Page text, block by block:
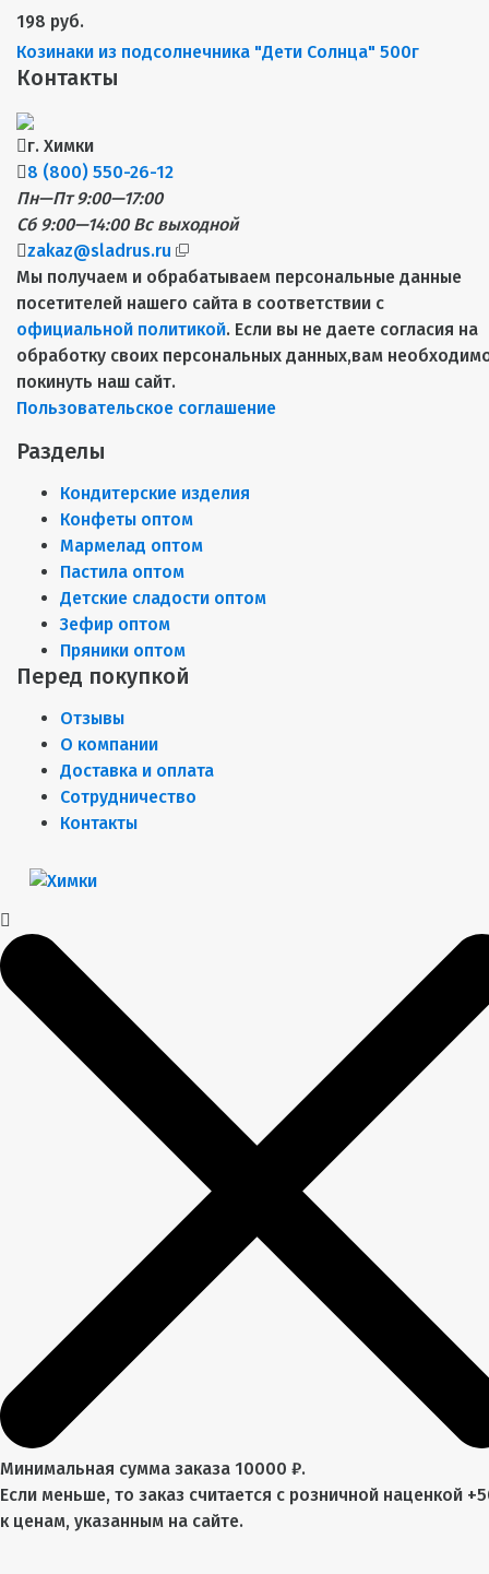
198 руб.
Козинаки из подсолнечника "Дети Солнца" 500г
Контакты
г. Химки
8 (800) 550-26-12
Пн—Пт 9:00—17:00
Сб 9:00—14:00 Вс выходной
zakaz@sladrus.ru
Мы получаем и обрабатываем персональные данные
посетителей нашего сайта в соответствии с
официальной политикой. Если вы не даете согласия на
обработку своих персональных данных,вам
покинуть наш сайт.
Пользовательское соглашение
Разделы
Кондитерские изделия
Конфеты оптом
Мармелад оптом
Пастила оптом
Детские сладости оптом
Зефир оптом
Пряники оптом
Перед покупкой
Отзывы
О компании
Доставка и оплата
Сотрудничество
Контакты
Минимальная сумма заказа 10000 ₽.
Если меньше, то заказ считается с розничной наценкой
к ценам, указанным на сайте.